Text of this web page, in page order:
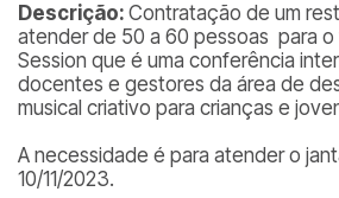
Descrição: Contratação de um
atender de 50 a 60 pessoas para o
Session que é uma conferência
docentes e gestores da área de
musical criativo para crianças e
A necessidade é para atender o
10/11/2023.